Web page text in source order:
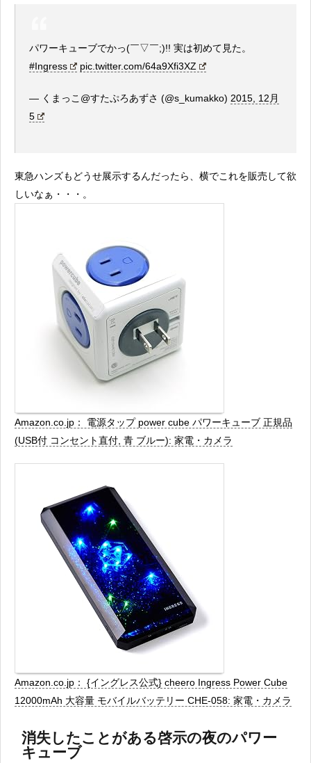
パワーキューブでかっ(￣▽￣;)!! 実は初めて見た。
#Ingress
pic.twitter.com/64a9Xfi3XZ
— くまっこ@すたぷろあずさ (@s_kumakko) 2015, 12月
5
東急ハンズもどうせ展示するんだったら、横でこれを販売して欲
しいなぁ・・・。
Amazon.co.jp： 電源タップ power cube パワーキューブ 正規品
(USB付 コンセント直付, 青 ブルー): 家電・カメラ
Amazon.co.jp： {イングレス公式} cheero Ingress Power Cube
12000mAh 大容量 モバイルバッテリー CHE-058: 家電・カメラ
消失したことがある啓示の夜のパワー
キューブ